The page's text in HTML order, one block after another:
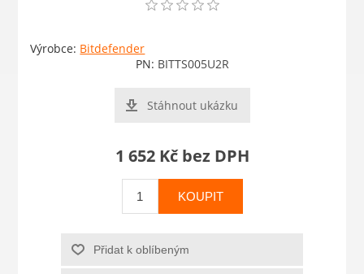
Výrobce: Bitdefender
PN: BITTS005U2R
Stáhnout ukázku
1 652 Kč bez DPH
KOUPIT
Přidat k oblíbeným